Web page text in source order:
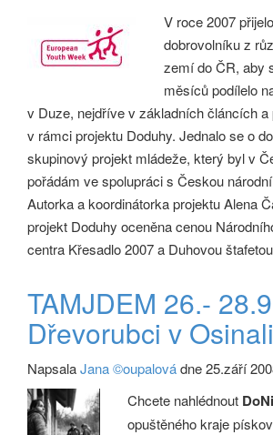
V roce 2007
dobrovolníku z
zemí do ČR, aby
měsíců podílelo
v Duze, nejdříve v základních článcích a
v rámci projektu Doduhy. Jednalo se o
skupinový projekt mládeže, který byl v
pořádám ve spolupráci s Českou
Autorka a koordinátorka projektu Alena
projekt Doduhy oceněna cenou
centra Křesadlo 2007 a Duhovou
TAMJDEM 26.-
Dřevorubci v
NapsalaJana ©oupalovádne 25.září
Chcete nahlédnout
opuštěného kraje